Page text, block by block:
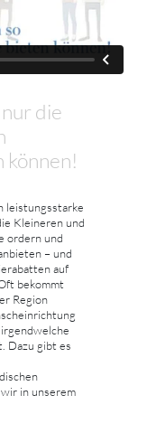
die
können!
leistungsstarke
Kleineren und
ordern und
– und
auf
bekommt
Region
Dazu gibt es
in unserem